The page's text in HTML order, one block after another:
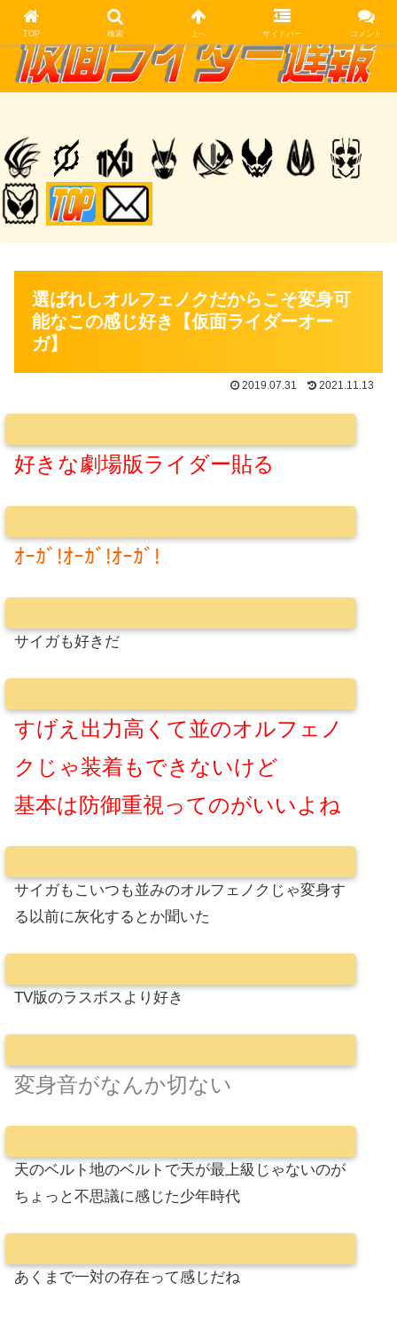
選ばれしオルフェノクだからこそ変身可
能なこの感じ好き【仮面ライダーオー
ガ】
2019.07.31 2021.11.13
好きな劇場版ライダー貼る
ｵｰｶﾞ!ｵｰｶﾞ!ｵｰｶﾞ!
サイガも好きだ
すげえ出力高くて並のオルフェノ
クじゃ装着もできないけど
基本は防御重視ってのがいいよね
サイガもこいつも並みのオルフェノクじゃ変身す
る以前に灰化するとか聞いた
TV版のラスボスより好き
変身音がなんか切ない
天のベルト地のベルトで天が最上級じゃないのが
ちょっと不思議に感じた少年時代
あくまで一対の存在って感じだね
TOP 検索 上へ サイドバー コメント